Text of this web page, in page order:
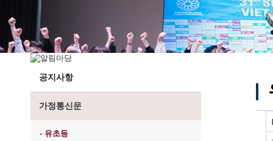
위치/전화
전경사진
공지사항
가정통신문
- 유초등